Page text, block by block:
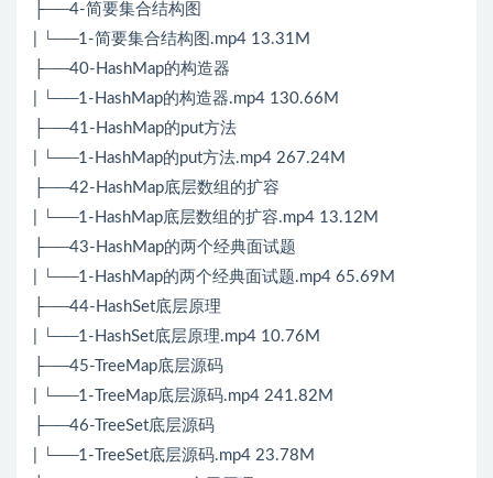
├──4-简要集合结构图
| └──1-简要集合结构图.mp4 13.31M
├──40-HashMap的构造器
| └──1-HashMap的构造器.mp4 130.66M
├──41-HashMap的put方法
| └──1-HashMap的put方法.mp4 267.24M
├──42-HashMap底层数组的扩容
| └──1-HashMap底层数组的扩容.mp4 13.12M
├──43-HashMap的两个经典面试题
| └──1-HashMap的两个经典面试题.mp4 65.69M
├──44-HashSet底层原理
| └──1-HashSet底层原理.mp4 10.76M
├──45-TreeMap底层源码
| └──1-TreeMap底层源码.mp4 241.82M
├──46-TreeSet底层源码
| └──1-TreeSet底层源码.mp4 23.78M